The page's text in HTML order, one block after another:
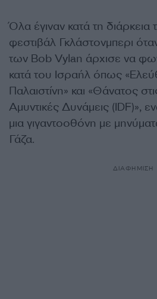
Όλα έγιναν κατά τη
φεστιβάλ Γκλάστονμπερι
των Bob Vylan άρχισε να
κατά του Ισραήλ όπως
Παλαιστίνη» και «Θάνατος
Αμυντικές Δυνάμεις (IDF)»,
μια γιγαντοοθόνη με
Γάζα.
ΔΙΑΦΗΜΙΣΗ